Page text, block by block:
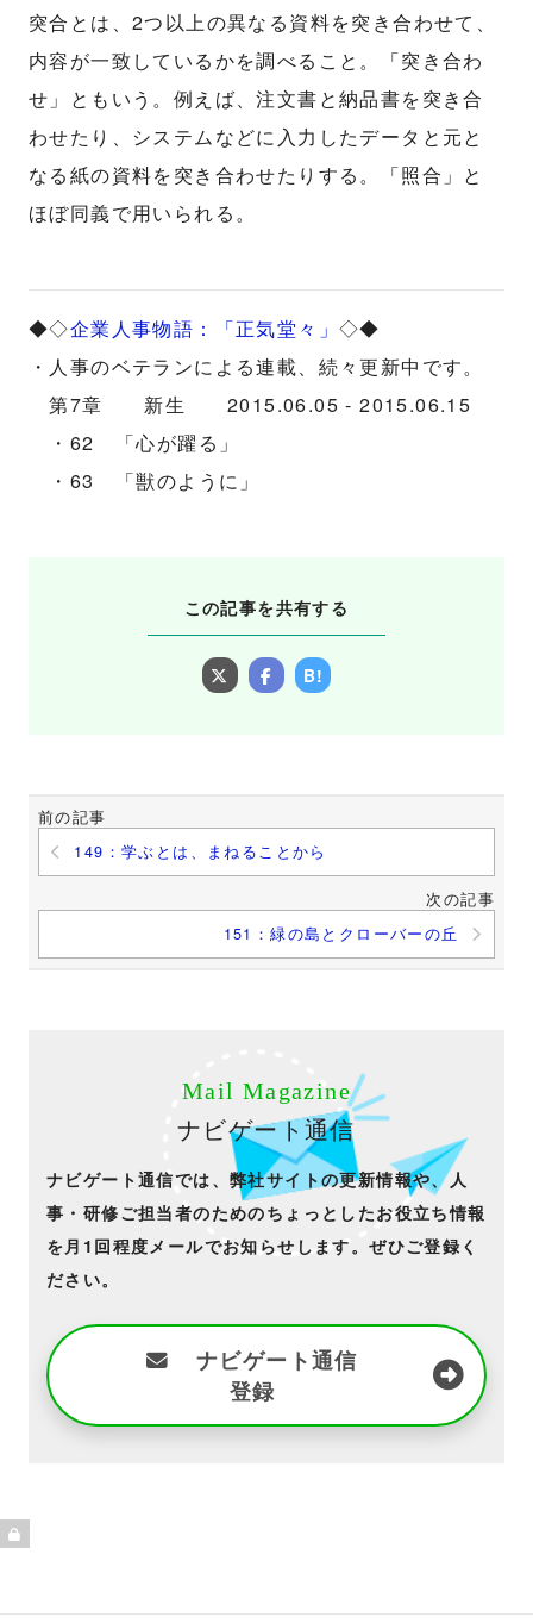
突合とは、2つ以上の異なる資料を突き合わせて、
内容が一致しているかを調べること。「突き合わ
せ」ともいう。例えば、注文書と納品書を突き合
わせたり、システムなどに入力したデータと元と
なる紙の資料を突き合わせたりする。「照合」と
ほぼ同義で用いられる。
◆◇企業人事物語：「正気堂々」◇◆
・人事のベテランによる連載、続々更新中です。
第7章 新生 2015.06.05 - 2015.06.15
・62 「心が躍る」
・63 「獣のように」
この記事を共有する
B!
前の記事
149：学ぶとは、まねることから
次の記事
151：緑の島とクローバーの丘
Mail Magazine
ナビゲート通信
ナビゲート通信では、弊社サイトの更新情報や、人
事・研修ご担当者のためのちょっとしたお役立ち情報
を月1回程度メールでお知らせします。ぜひご登録く
ださい。
ナビゲート通信
登録